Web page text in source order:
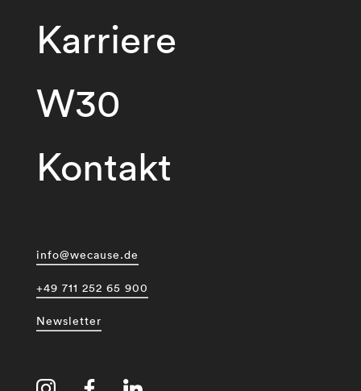
Karriere
W30
Kontakt
info@wecause.de
+49 711 252 65 900
Newsletter